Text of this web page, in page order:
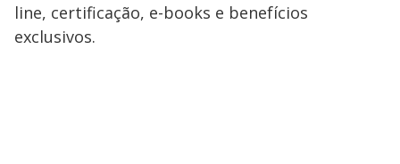
line, certificação, e-books e benefícios
exclusivos.